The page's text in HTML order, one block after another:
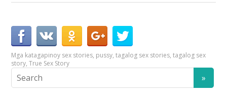
Mga katagapinoy sex stories, pussy,tagalog sex stories,tagalog sex
story,True Sex Story